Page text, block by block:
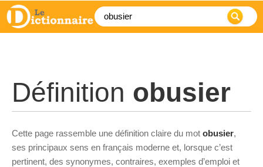
Définition obusier
Cette page rassemble une définition claire du mot obusier,
ses principaux sens en français moderne et, lorsque c’est
pertinent, des synonymes, contraires, exemples d’emploi et